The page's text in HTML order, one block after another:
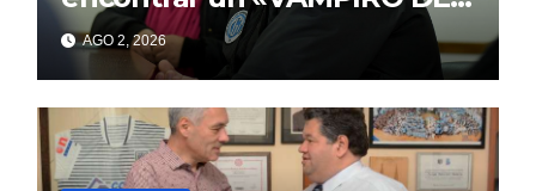
MAR»
AGO 2, 2026